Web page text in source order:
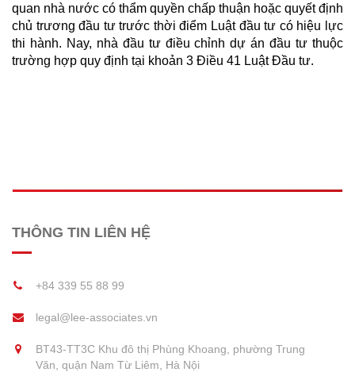
quan nhà nước có thẩm quyền chấp thuận hoặc quyết định
chủ trương đầu tư trước thời điểm Luật đầu tư có hiệu lực
thi hành. Nay, nhà đầu tư điều chỉnh dự án đầu tư thuộc
trường hợp quy định tại khoản 3 Điều 41 Luật Đầu tư.
THÔNG TIN LIÊN HỆ
+84 339 55 88 99
legal@lee-associates.vn
BT43-TT3C Khu đô thị Phùng Khoang, phường Trung
Văn, quận Nam Từ Liêm, Hà Nội